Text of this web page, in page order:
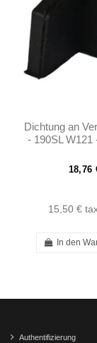
Dichtung an
- 190SL W121
18,76
15,50 €
In den
Authentifizierung